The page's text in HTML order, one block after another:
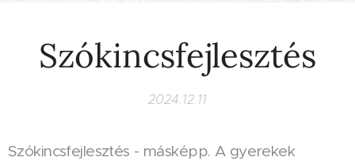
Szókincsfejlesztés
2024.12.11
Szókincsfejlesztés - másképp. A gyerekek